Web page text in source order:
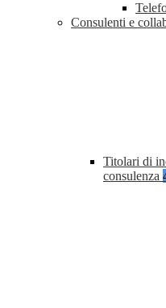
Consulenti e
Titolari di
consulenza